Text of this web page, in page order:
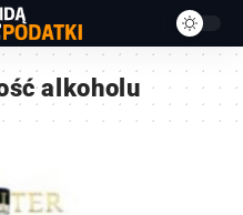
alkoholu